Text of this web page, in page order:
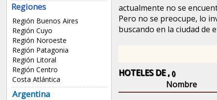
Regiones
Región Buenos Aires
Región Cuyo
Región Noroeste
Región Patagonia
Región Litoral
Región Centro
Costa Atlántica
Argentina
actualmente no se
Pero no se preocupe, lo
buscando en la ciudad de
HOTELES DE ,()
Nombre